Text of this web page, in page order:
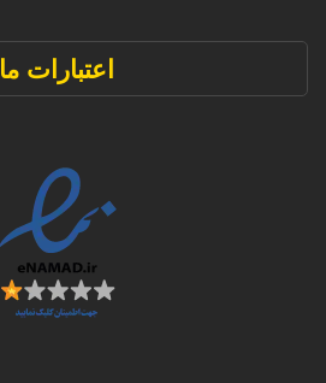
اعتبارات ما